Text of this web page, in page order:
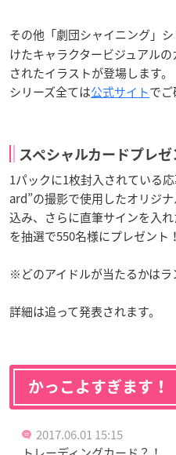
その他「劇団シャイニング」
けたキャラクタービジュアル
されたイラストが登場します。
シリーズ全ては公式サイトでご
スペシャルカードプレゼ
1パックに1枚封入されている
ard”の撮影で使用したオリジ
込み、さらに直筆サインを入
を抽選で550名様にプレゼント！
※どのアイドルが当たるかはラ
詳細は追って発表されます。
かっこよすぎます！
2017.06.01 15:15